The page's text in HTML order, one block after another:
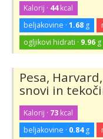
Kalorij · 44kcal
beljakovine ·1.68 g
ogljikovi hidrati · 9.96 g
Pesa,
snovi in
Kalorij · 73 kcal
beljakovine · 0.84g